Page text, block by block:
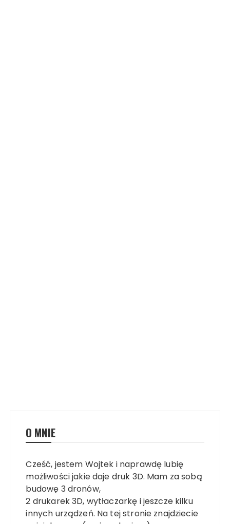
O MNIE
Cześć, jestem Wojtek i naprawdę lubię
możliwości jakie daje druk 3D. Mam za sobą
budowę 3 dronów,
2 drukarek 3D, wytłaczarkę i jeszcze kilku
innych urządzeń. Na tej stronie znajdziecie